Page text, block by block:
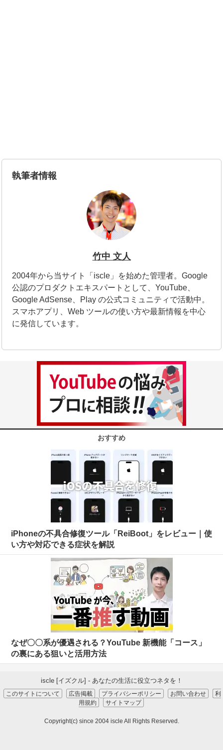
執筆者情報
竹中 文人
2004年から当サイト「iscle」を始めた管理者。Google
公認のプロダクトエキスパートとして、YouTube、
Google AdSense、Play の公式コミュニティで活動中。
スマホアプリ、Web ツールの使い方や最新情報を中心
に発信しています。
おすすめ
iPhoneの不具合修復ツール「ReiBoot」をレビュー｜使
い方や対応できる症状を解説
なぜ〇〇系が優遇される？YouTube 新機能「コース」
の裏にある狙いと活用方法
iscle [イズクル] - あなたの生活に役立つネタを！
このサイトについて 広告掲載 プライバシーポリシー お問い合わせ
利
用規約
サイトマップ
Copyright(c) since 2004 iscle All Rights Reserved.